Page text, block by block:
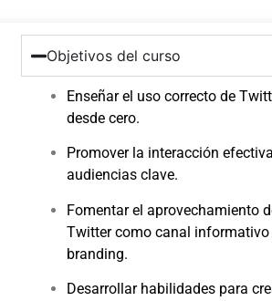
Objetivos del curso
Enseñar el uso correcto de
desde cero.
Promover la interacción
audiencias clave.
Fomentar el aprovechamiento
Twitter como canal informativo
branding.
Desarrollar habilidades para